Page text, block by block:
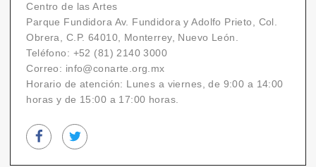
Centro de las Artes
Parque Fundidora Av. Fundidora y Adolfo Prieto, Col.
Obrera, C.P. 64010, Monterrey, Nuevo León.
Teléfono: +52 (81) 2140 3000
Correo: info@conarte.org.mx
Horario de atención: Lunes a viernes, de 9:00 a 14:00
horas y de 15:00 a 17:00 horas.